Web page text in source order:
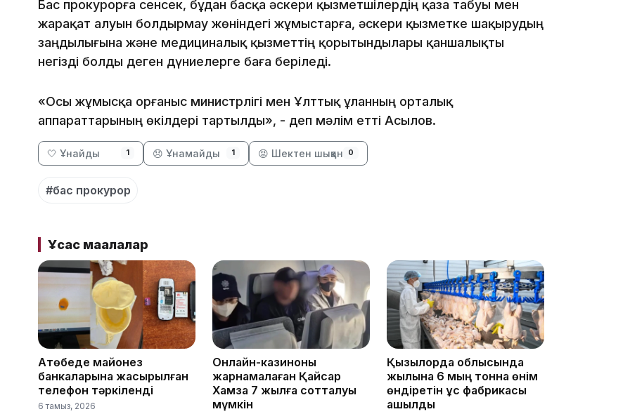
Бас прокурорға сенсек, бұдан басқа әскери қызметшілердің қаза табуы мен
жарақат алуын болдырмау жөніндегі жұмыстарға, әскери қызметке шақырудың
заңдылығына және медициналық қызметтің қорытындылары қаншалықты
негізді болды деген дүниелерге баға беріледі.
«Осы жұмысқа Қорғаныс министрлігі мен Ұлттық ұланның орталық
аппараттарының өкілдері тартылды», - деп мәлім етті Асылов.
🤍 Ұнайды 1 😞 Ұнамайды 1 😡 Шектен шыққан 0
#бас прокурор
Ұқсас мақалалар
Ақтөбеде майонез
банкаларына жасырылған
телефон тәркіленді
6 тамыз, 2026
Онлайн-казиноны
жарнамалаған Қайсар
Хамза 7 жылға сотталуы
мүмкін
Қызылорда облысында
жылына 6 мың тонна өнім
өндіретін құс фабрикасы
ашылды